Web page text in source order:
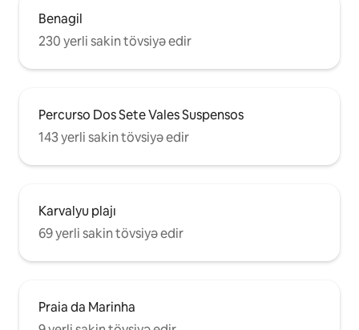
Benagil
230 yerli sakin tövsiyə edir
Percurso Dos Sete Vales Suspensos
143 yerli sakin tövsiyə edir
Karvalyu plajı
69 yerli sakin tövsiyə edir
Praia da Marinha